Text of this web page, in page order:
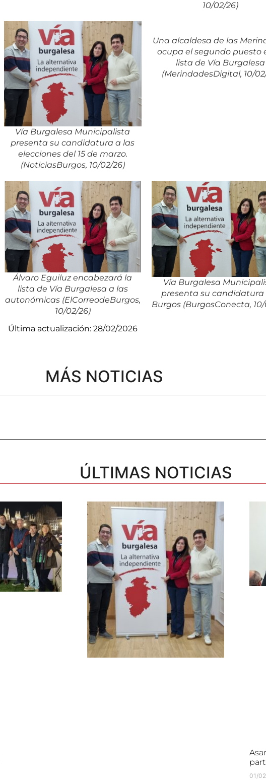
10/02/26)
Vía Burgalesa Municipalista
presenta su candidatura a las
elecciones del 15 de marzo.
(NoticiasBurgos, 10/02/26)
Una alcaldesa de las
ocupa el segundo puesto
lista de Vía Burgalesa
(MerindadesDigital, 10/
Álvaro Eguiluz encabezará la
lista de Vía Burgalesa a las
autonómicas (ElCorreodeBurgos,
10/02/26)
Vía Burgalesa
presenta su candidatura
Burgos (BurgosConecta,
Última actualización: 28/02/2026
MÁS NOTICIAS
ÚLTIMAS NOTICIAS
01/